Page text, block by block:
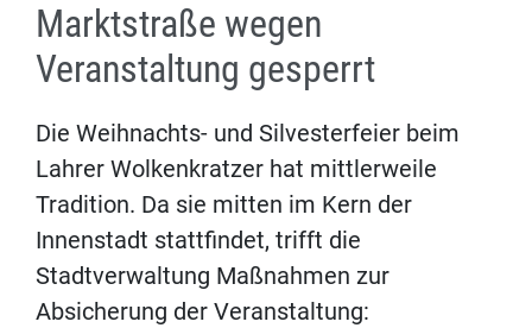
Marktstraße wegen
Veranstaltung gesperrt
Die Weihnachts- und Silvesterfeier beim
Lahrer Wolkenkratzer hat mittlerweile
Tradition. Da sie mitten im Kern der
Innenstadt stattfindet, trifft die
Stadtverwaltung Maßnahmen zur
Absicherung der Veranstaltung: